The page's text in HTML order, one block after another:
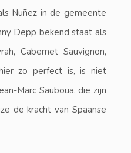
Nuñez in de gemeente
Depp bekend staat als
Cabernet Sauvignon,
zo perfect is, is niet
Marc Sauboua, die zijn
de kracht van Spaanse